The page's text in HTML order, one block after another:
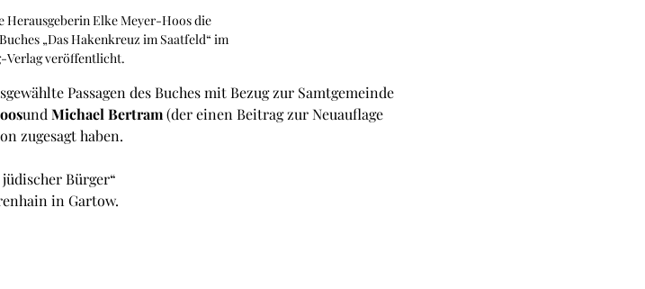
Herausgeberin Elke Meyer-Hoos die
„Das Hakenkreuz im Saatfeld“ im
Verlag veröffentlicht.
Passagen des Buches mit Bezug zur Samtgemeinde
und Michael Bertram (der einen Beitrag zur Neuauflage
zugesagt haben.
Bürger“
in Gartow.